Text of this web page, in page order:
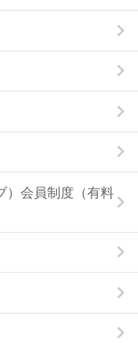
）会員制度（有料